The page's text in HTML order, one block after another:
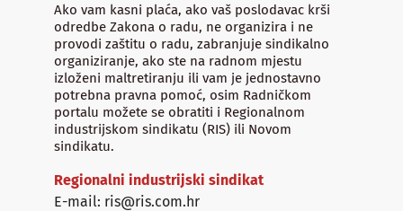
Ako vam kasni plaća, ako vaš poslodavac krši
odredbe Zakona o radu, ne organizira i ne
provodi zaštitu o radu, zabranjuje sindikalno
organiziranje, ako ste na radnom mjestu
izloženi maltretiranju ili vam je jednostavno
potrebna pravna pomoć, osim Radničkom
portalu možete se obratiti i Regionalnom
industrijskom sindikatu (RIS) ili Novom
sindikatu.
Regionalni industrijski sindikat
E-mail: ris@ris.com.hr